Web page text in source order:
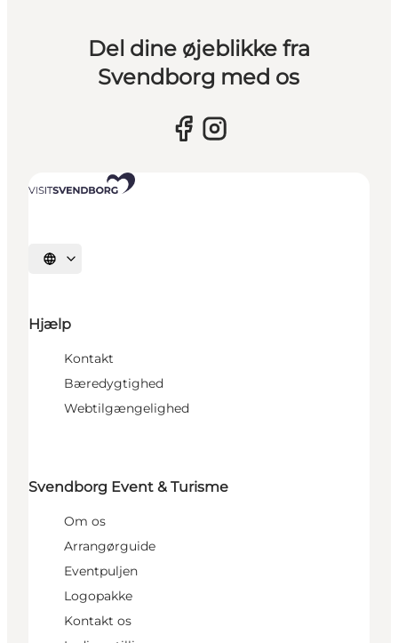
Del dine øjeblikke fra
Svendborg med os
Vælg sprog
Hjælp
Kontakt
Bæredygtighed
Webtilgængelighed
Svendborg Event & Turisme
Om os
Arrangørguide
Eventpuljen
Logopakke
Kontakt os